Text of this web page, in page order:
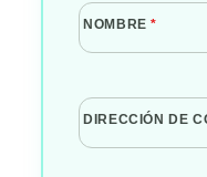
NOMBRE*
DIRECCIÓN DE